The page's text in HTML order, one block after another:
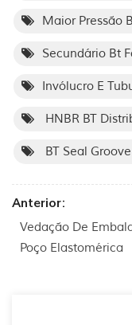
Maior Pressão
Secundário Bt
Invólucro E
HNBR BT
BT Seal
Anterior:
Vedação De
Poço Elastomérica